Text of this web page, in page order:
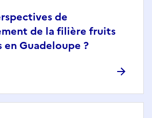
de
de la filière fruits
en Guadeloupe ?